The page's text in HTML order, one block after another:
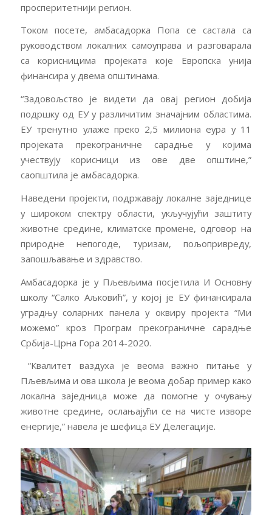
просперитетнији регион.
Током посете, амбасадорка Попа се састала са
руководством локалних самоуправа и разговарала
са корисницима пројеката које Европска унија
финансира у двема општинама.
“Задовољство је видети да овај регион добија
подршку од ЕУ у различитим значајним областима.
ЕУ тренутно улаже преко 2,5 милиона еура у 11
пројеката прекограничне сарадње у којима
учествују корисници из ове две општине,”
саопштила је амбасадорка.
Наведени пројекти, подржавају локалне заједнице
у широком спектру области, укључујући заштиту
животне средине, климатске промене, одговор на
природне непогоде, туризам, пољопривреду,
запошљавање и здравство.
Амбасадорка је у Пљевљима посјетила И Основну
школу “Салко Аљковић”, у којој је ЕУ финансирала
уградњу соларних панела у оквиру пројекта “Ми
можемо” кроз Програм прекограничне сарадње
Србија-Црна Гора 2014-2020.
“Квалитет ваздуха је веома важно питање у
Пљевљима и ова школа је веома добар пример како
локална заједница може да помогне у очувању
животне средине, ослањајући се на чисте изворе
енергије,” навела је шефица ЕУ Делегације.